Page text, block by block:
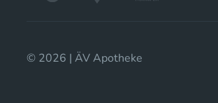
© 2026 | ÄV Apotheke